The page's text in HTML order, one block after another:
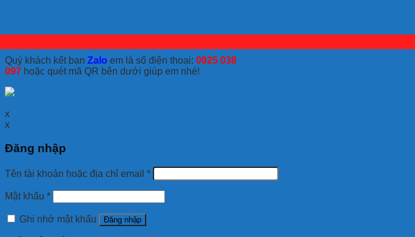
Quý khách kết bạn Zalo em là số điện thoại: 0925 038
097 hoặc quét mã QR bên dưới giúp em nhé!
x
x
Đăng nhập
Tên tài khoản hoặc địa chỉ email *
Mật khẩu *
Ghi nhớ mật khẩu Đăng nhập